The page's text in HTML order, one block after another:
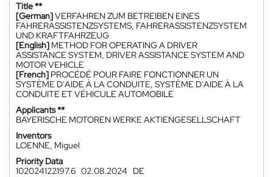
Title **
[German]VERFAHREN ZUM BETREIBEN EINES
FAHRERASSISTENZSYSTEMS, FAHRERASSISTENZSYSTEM
UND KRAFTFAHRZEUG
[English] METHOD FOR OPERATING A DRIVER
ASSISTANCE SYSTEM, DRIVER ASSISTANCE SYSTEM AND
MOTOR VEHICLE
[French] PROCÉDÉ POUR FAIRE FONCTIONNER UN
SYSTÈME D'AIDE À LA CONDUITE, SYSTÈME D'AIDE À LA
CONDUITE ET VÉHICULE AUTOMOBILE
Applicants **
BAYERISCHE MOTOREN WERKE AKTIENGESELLSCHAFT
Inventors
LOENNE, Miguel
Priority Data
102024122197.6 02.08.2024 DE